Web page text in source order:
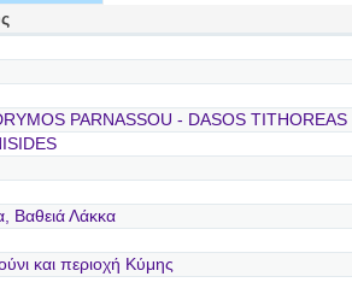
PARNASSOU - DASOS TITHOREAS
Βαθειά Λάκκα
και περιοχή Κύμης